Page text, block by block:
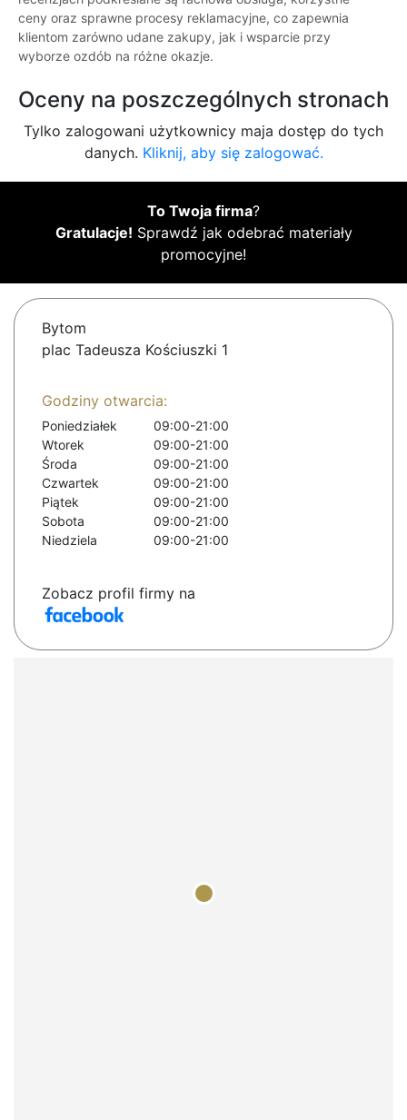
ceny oraz sprawne procesy reklamacyjne, co zapewnia
klientom zarówno udane zakupy, jak i wsparcie przy
wyborze ozdób na różne okazje.
Oceny na poszczególnych stronach
Tylko zalogowani użytkownicy maja dostęp do tych
danych. Kliknij, aby się zalogować.
To Twoja firma?
Gratulacje! Sprawdź jak odebrać materiały
promocyjne!
Bytom
plac Tadeusza Kościuszki 1
Godziny otwarcia:
Poniedziałek
09:00-21:00
Wtorek
09:00-21:00
Środa
09:00-21:00
Czwartek
09:00-21:00
Piątek
09:00-21:00
Sobota
09:00-21:00
Niedziela
09:00-21:00
Zobacz profil firmy na